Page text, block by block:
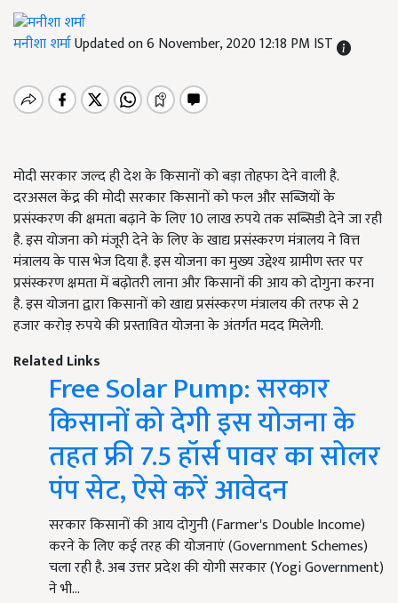
मनीशा शर्माUpdated on 6 November, 2020 12:18 PM IST
मोदी सरकार जल्द ही देश के किसानों को बड़ा तोहफा देने वाली है.
दरअसल केंद्र की मोदी सरकार किसानों को फल और सब्जियों के
प्रसंस्करण की क्षमता बढ़ाने के लिए 10 लाख रुपये तक सब्सिडी देने जा रही
है. इस योजना को मंजूरी देने के लिए के खाद्य प्रसंस्करण मंत्रालय ने वित्त
मंत्रालय के पास भेज दिया है. इस योजना का मुख्य उद्देश्य ग्रामीण स्तर पर
प्रसंस्करण क्षमता में बढ़ोतरी लाना और किसानों की आय को दोगुना करना
है. इस योजना द्वारा किसानों को खाद्य प्रसंस्करण मंत्रालय की तरफ से 2
हजार करोड़ रुपये की प्रस्तावित योजना के अंतर्गत मदद मिलेगी.
Related Links
Free Solar Pump: सरकार
किसानों को देगी इस योजना के
तहत फ्री 7.5 हॉर्स पावर का सोलर
पंप सेट, ऐसे करें आवेदन
सरकार किसानों की आय दोगुनी (Farmer's Double Income)
करने के लिए कई तरह की योजनाएं (Government Schemes)
चला रही है. अब उत्तर प्रदेश की योगी सरकार (Yogi Government)
ने भी…